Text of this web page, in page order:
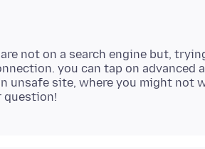
not on a search engine but,
you can tap on advanced
unsafe site, where you might not